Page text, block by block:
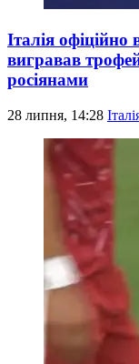
Італія
вигравав
росіянами
28 липня, 14:28